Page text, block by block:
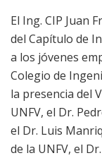
El Ing. CIP Juan
del Capítulo de
a los jóvenes
Colegio de
la presencia del
UNFV, el Dr.
el Dr. Luis
de la UNFV, el